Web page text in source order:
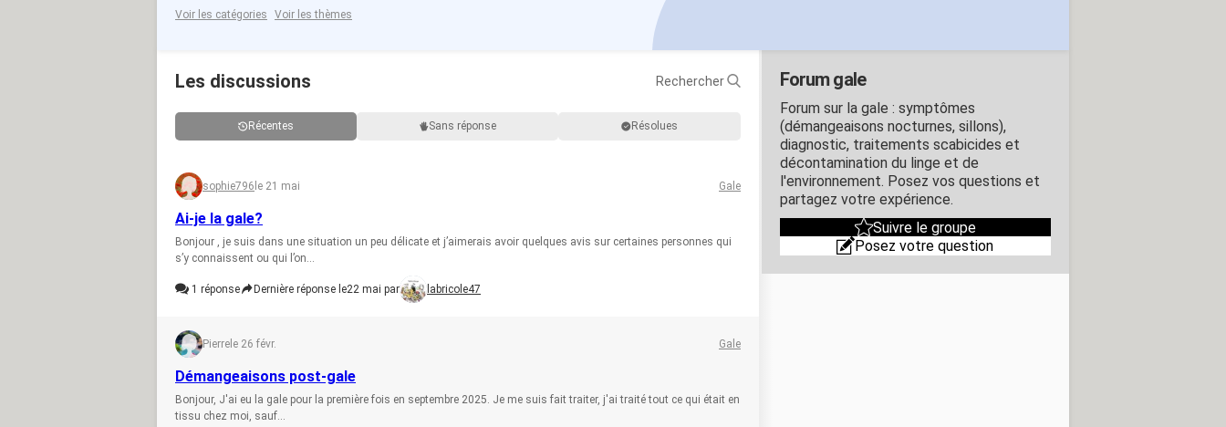
Voir les catégories Voir les thèmes
Les discussions Rechercher
Récentes Sans réponse Résolues
sophie796 le 21 mai Gale
Ai-je la gale?
Bonjour , je suis dans une situation un peu délicate et j’aimerais avoir quelques avis sur certaines personnes qui
s’y connaissent ou qui l’on...
1 réponse Dernière réponse le22 mai par labricole47
Pierre le 26 févr. Gale
Démangeaisons post-gale
Bonjour, J'ai eu la gale pour la première fois en septembre 2025. Je me suis fait traiter, j'ai traité tout ce qui était en
tissu chez moi, sauf...
Forum gale
Forum sur la gale : symptômes
(démangeaisons nocturnes, sillons),
diagnostic, traitements scabicides et
décontamination du linge et de
l'environnement. Posez vos questions et
partagez votre expérience.
Suivre le groupe
Posez votre question